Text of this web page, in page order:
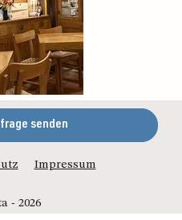
senden
Impressum
- 2026